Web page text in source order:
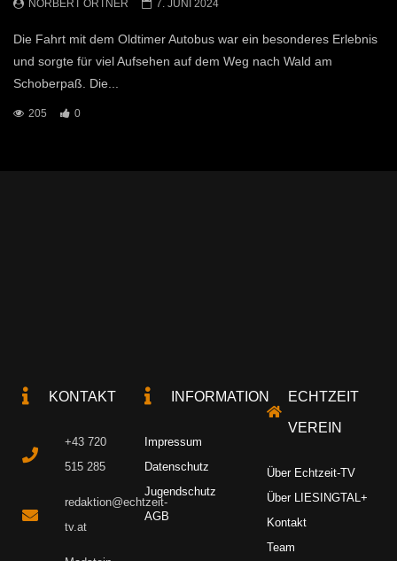
NORBERT ORTNER 7. JUNI 2024
Die Fahrt mit dem Oldtimer Autobus war ein besonderes Erlebnis
und sorgte für viel Aufsehen auf dem Weg nach Wald am
Schoberpaß. Die...
205 0
KONTAKT
+43 720
515 285
redaktion@echtzeit-
tv.at
INFORMATION
Impressum
Datenschutz
Jugendschutz
AGB
ECHTZEIT
VEREIN
Über Echtzeit-TV
Über LIESINGTAL+
Kontakt
Team